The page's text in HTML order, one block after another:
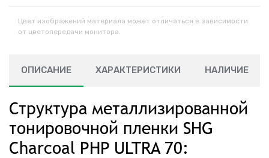
Цвет изображений материала может отличаться в зависимости
от цветопередачи монитора.
ОПИСАНИЕ ХАРАКТЕРИСТИКИ НАЛИЧИЕ
Структура металлизированной
тонировочной пленки SHG
Charcoal PHP ULTRA 70: